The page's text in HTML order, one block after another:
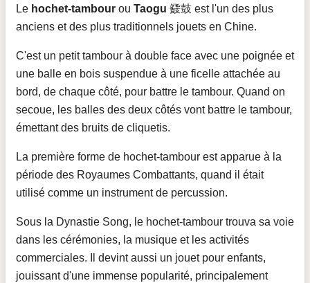
Le hochet-tambour ou Taogu 鼗鼓 est l'un des plus
anciens et des plus traditionnels jouets en Chine.
C'est un petit tambour à double face avec une poignée et
une balle en bois suspendue à une ficelle attachée au
bord, de chaque côté, pour battre le tambour. Quand on
secoue, les balles des deux côtés vont battre le tambour,
émettant des bruits de cliquetis.
La première forme de hochet-tambour est apparue à la
période des Royaumes Combattants, quand il était
utilisé comme un instrument de percussion.
Sous la Dynastie Song, le hochet-tambour trouva sa voie
dans les cérémonies, la musique et les activités
commerciales. Il devint aussi un jouet pour enfants,
jouissant d'une immense popularité, principalement